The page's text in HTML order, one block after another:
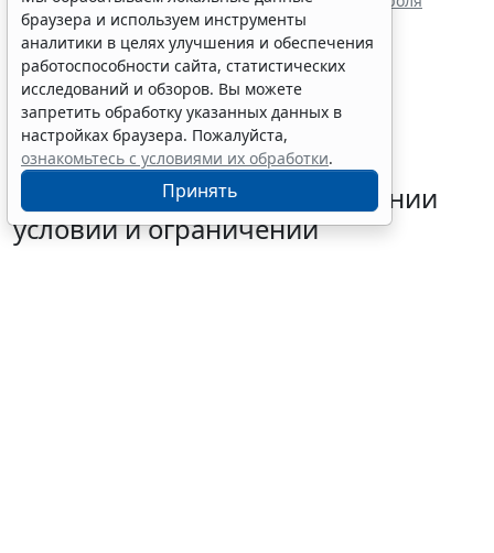
фармацевтических производств
Адвокатские палаты вправе
применять УСН при соблюдении
условий и ограничений
браузера и используем инструменты
аналитики в целях улучшения и обеспечения
работоспособности сайта, статистических
исследований и обзоров. Вы можете
запретить обработку указанных данных в
настройках браузера. Пожалуйста,
ознакомьтесь с условиями их обработки.
Принять